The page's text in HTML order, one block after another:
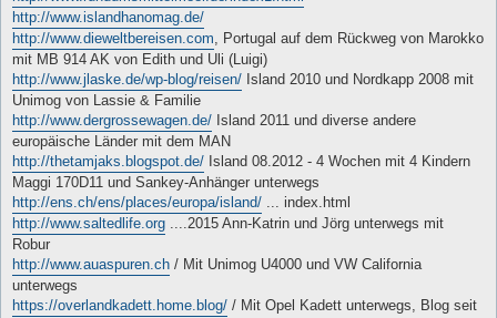
http://www.islandhanomag.de/
http://www.dieweltbereisen.com, Portugal auf dem Rückweg von Marokko
mit MB 914 AK von Edith und Uli (Luigi)
http://www.jlaske.de/wp-blog/reisen/ Island 2010 und Nordkapp 2008 mit
Unimog von Lassie & Familie
http://www.dergrossewagen.de/ Island 2011 und diverse andere
europäische Länder mit dem MAN
http://thetamjaks.blogspot.de/ Island 08.2012 - 4 Wochen mit 4 Kindern
Maggi 170D11 und Sankey-Anhänger unterwegs
http://ens.ch/ens/places/europa/island/ ... index.html
http://www.saltedlife.org ....2015 Ann-Katrin und Jörg unterwegs mit
Robur
http://www.auaspuren.ch / Mit Unimog U4000 und VW California
unterwegs
https://overlandkadett.home.blog/ / Mit Opel Kadett unterwegs, Blog seit